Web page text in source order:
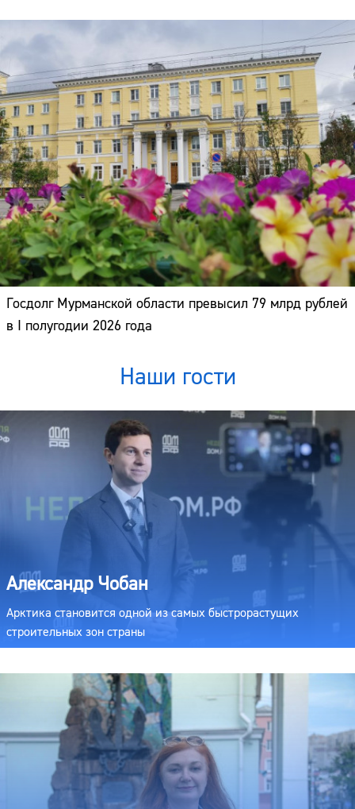
Госдолг Мурманской области превысил 79 млрд рублей
в I полугодии 2026 года
Наши гости
Александр Чобан
Арктика становится одной из самых быстрорастущих
строительных зон страны